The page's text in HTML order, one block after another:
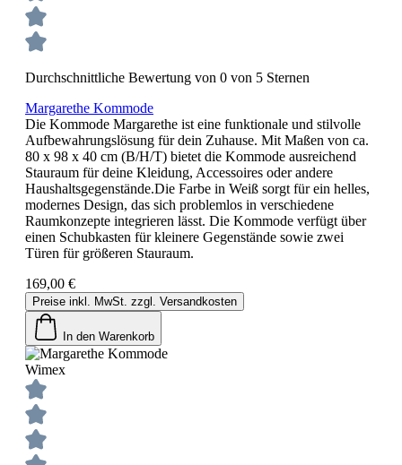
Durchschnittliche Bewertung von 0 von 5 Sternen
Margarethe Kommode
Die Kommode Margarethe ist eine funktionale und stilvolle
Aufbewahrungslösung für dein Zuhause. Mit Maßen von ca.
80 x 98 x 40 cm (B/H/T) bietet die Kommode ausreichend
Stauraum für deine Kleidung, Accessoires oder andere
Haushaltsgegenstände.Die Farbe in Weiß sorgt für ein helles,
modernes Design, das sich problemlos in verschiedene
Raumkonzepte integrieren lässt. Die Kommode verfügt über
einen Schubkasten für kleinere Gegenstände sowie zwei
Türen für größeren Stauraum.
169,00 €
Preise inkl. MwSt. zzgl. Versandkosten
In den Warenkorb
Wimex